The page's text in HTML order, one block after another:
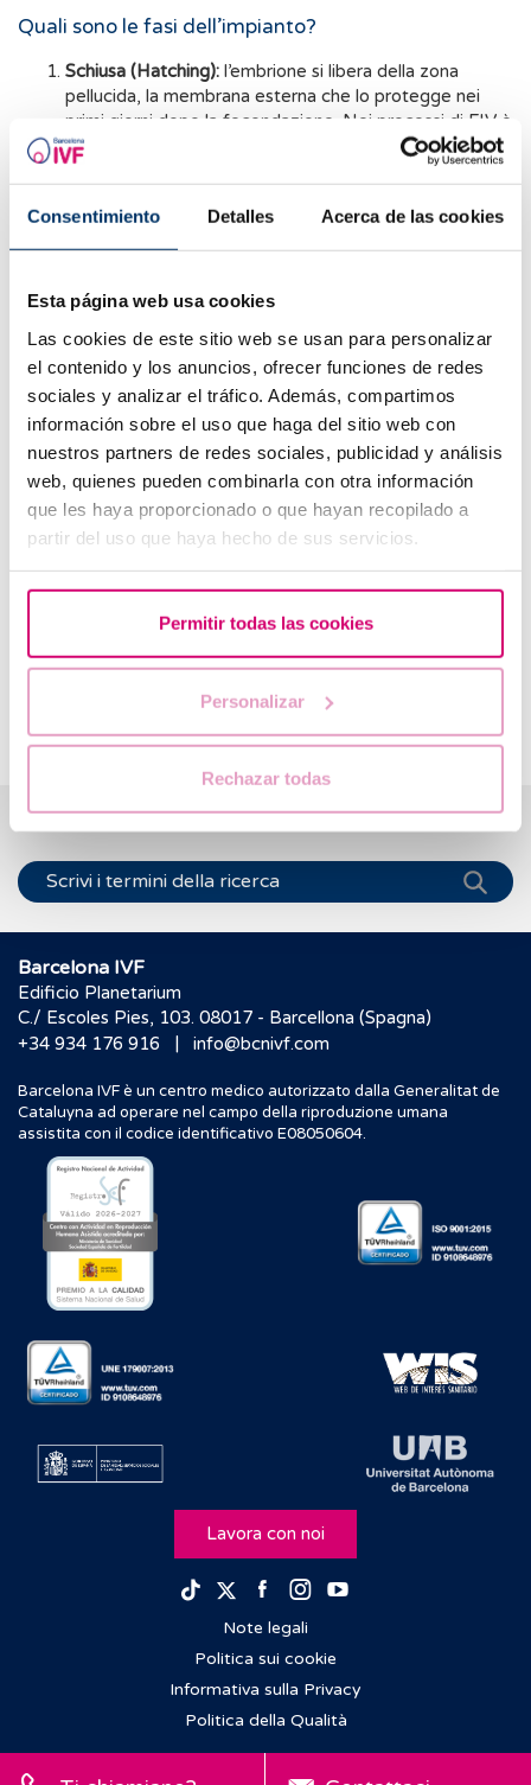
Consentimiento Detalles Acerca de las cookies
Esta página web usa cookies
Las cookies de este sitio web se usan para personalizar
el contenido y los anuncios, ofrecer funciones de redes
sociales y analizar el tráfico. Además, compartimos
información sobre el uso que haga del sitio web con
nuestros partners de redes sociales, publicidad y análisis
web, quienes pueden combinarla con otra información
que les haya proporcionado o que hayan recopilado a
partir del uso que haya hecho de sus servicios.
Permitir todas las cookies
Personalizar
Rechazar todas
Quali sono le fasi dell’impianto?
Schiusa (Hatching): l’embrione si libera della zona
pellucida, la membrana esterna che lo protegge nei
primi giorni dopo la fecondazione. Nei processi di FIV è
possibile trasferire blastocisti già schiusi, o perché ciò è
avvenuto durante la coltura, o perché è stato
Apposizione:
l’embrione si orienta sul tessuto
endometriale, in modo tale che la sua massa cellulare
Adesione:il trofoectoderma della blastocisti aderisce
delle molecole di adesione.
Invasione: il trofoectoderma embrionale prolifera
nell’endometrio e sposta le cellule epiteliali fino a
stabilire il contatto con il sangue materno. In questa
fase si può verificare il noto sanguinamento da
impianto.
Quali fattori influenzano il processo di impianto?
Qualità dell’embrione:affinché l’embrione possa aderire
all’endometrio, deve aver raggiunto lo stadio di
blastocisti schiusa, ovvero aver perso la zona pellucida.
Recettività endometriale:l’endometrio deve
presentare caratteristiche adeguate, con uno spessore
Barcelona IVF
Edificio Planetarium
C./ Escoles Pies, 103. 08017 - Barcellona (Spagna)
+34 934 176 916
| info@bcnivf.com
Barcelona IVF è un centro medico autorizzato dalla Generalitat de
Cataluyna ad operare nel campo della riproduzione umana
assistita con il codice identificativo E08050604.
Lavora con noi
TikTokTwitterFacebook
Instagram
Note legali
Politica sui cookie
Informativa sulla Privacy
Politica della Qualità